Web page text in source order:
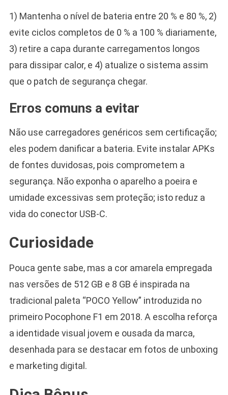
1) Mantenha o nível de bateria entre 20 % e 80 %, 2)
evite ciclos completos de 0 % a 100 % diariamente,
3) retire a capa durante carregamentos longos
para dissipar calor, e 4) atualize o sistema assim
que o patch de segurança chegar.
Erros comuns a evitar
Não use carregadores genéricos sem certificação;
eles podem danificar a bateria. Evite instalar APKs
de fontes duvidosas, pois comprometem a
segurança. Não exponha o aparelho a poeira e
umidade excessivas sem proteção; isto reduz a
vida do conector USB-C.
Curiosidade
Pouca gente sabe, mas a cor amarela empregada
nas versões de 512 GB e 8 GB é inspirada na
tradicional paleta “POCO Yellow” introduzida no
primeiro Pocophone F1 em 2018. A escolha reforça
a identidade visual jovem e ousada da marca,
desenhada para se destacar em fotos de unboxing
e marketing digital.